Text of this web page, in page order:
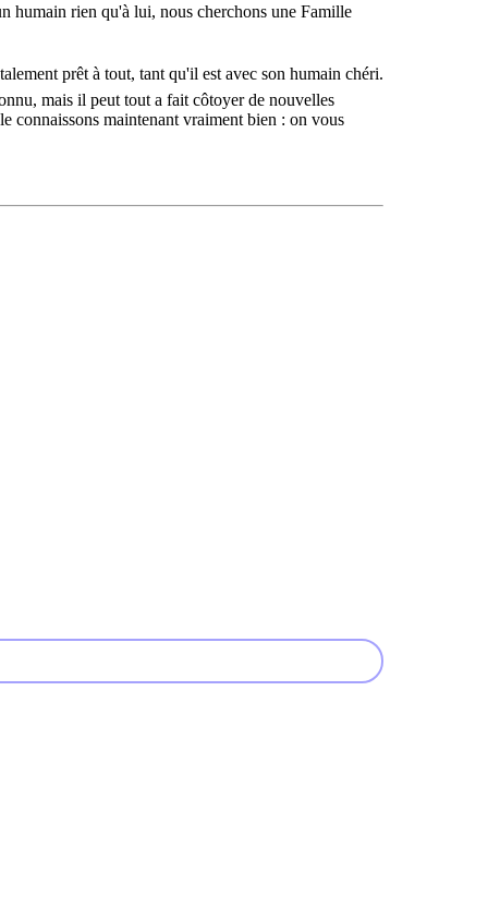
humain rien qu'à lui, nous cherchons une Famille
prêt à tout, tant qu'il est avec son humain chéri.
mais il peut tout a fait côtoyer de nouvelles
connaissons maintenant vraiment bien : on vous